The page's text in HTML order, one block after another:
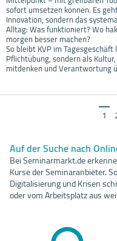
sofort umsetzen können. Es
Innovation, sondern das
Alltag: Was funktioniert? Wo
morgen besser machen?
So bleibt KVP im
Pflichtübung, sondern als
mitdenken und Verantwortung
1
Auf der Suche nach
Bei Seminarmarkt.de
Kurse der Seminaranbieter.
Digitalisierung und Krisen
oder vom Arbeitsplatz aus